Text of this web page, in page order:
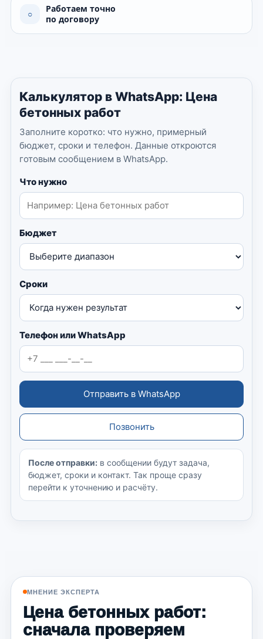
○
Работаем точно
по договору
Калькулятор в WhatsApp: Цена
бетонных работ
Заполните коротко: что нужно, примерный
бюджет, сроки и телефон. Данные откроются
готовым сообщением в WhatsApp.
Что нужно
Бюджет
Сроки
Телефон или WhatsApp
Отправить в WhatsApp
Позвонить
После отправки: в сообщении будут задача,
бюджет, сроки и контакт. Так проще сразу
перейти к уточнению и расчёту.
МНЕНИЕ ЭКСПЕРТА
Цена бетонных работ:
сначала проверяем